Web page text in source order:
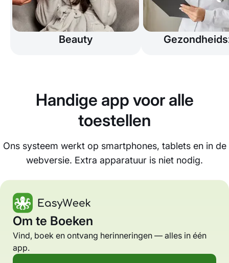
Beauty
Handige app voor alle
toestellen
Ons systeem werkt op smartphones, tablets en in de
webversie. Extra apparatuur is niet nodig.
Om te Boeken
Vind, boek en ontvang herinneringen — alles in één
app.